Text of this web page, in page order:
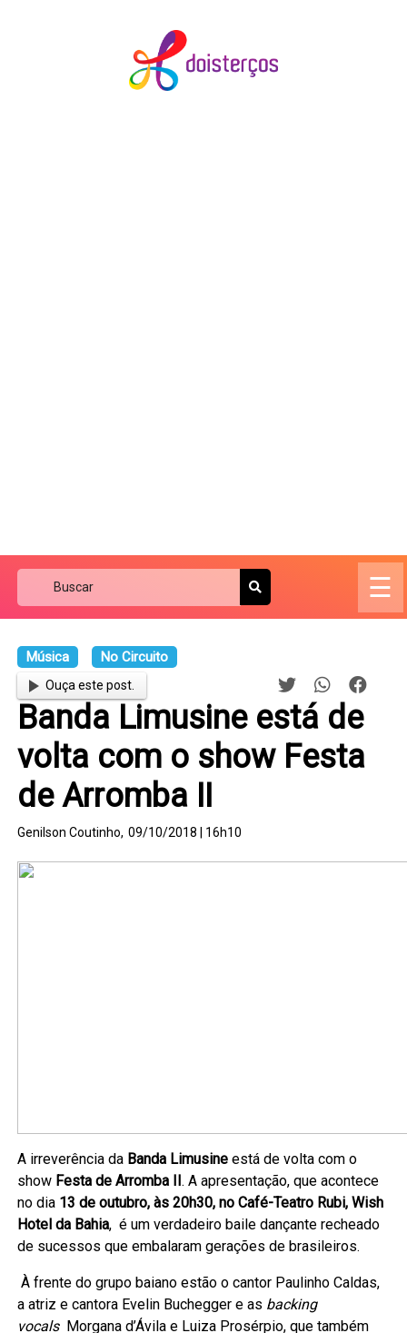
☰
Música No Circuito
Ouça este post.
Banda Limusine está de
volta com o show Festa
de Arromba II
Genilson Coutinho, 09/10/2018 | 16h10
A irreverência da Banda Limusineestá de volta com o
show Festa de Arromba II. A apresentação, que acontece
no dia 13 de outubro, às 20h30, no Café-Teatro Rubi, Wish
Hotel da Bahia, é um verdadeiro baile dançante recheado
de sucessos que embalaram gerações de brasileiros.
À frente do grupo baiano estão o cantor Paulinho Caldas,
a atriz e cantora Evelin Buchegger e as backing
vocalsMorgana d’Ávila e Luiza Prosérpio, que também